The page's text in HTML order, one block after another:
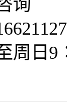
询
周日 9